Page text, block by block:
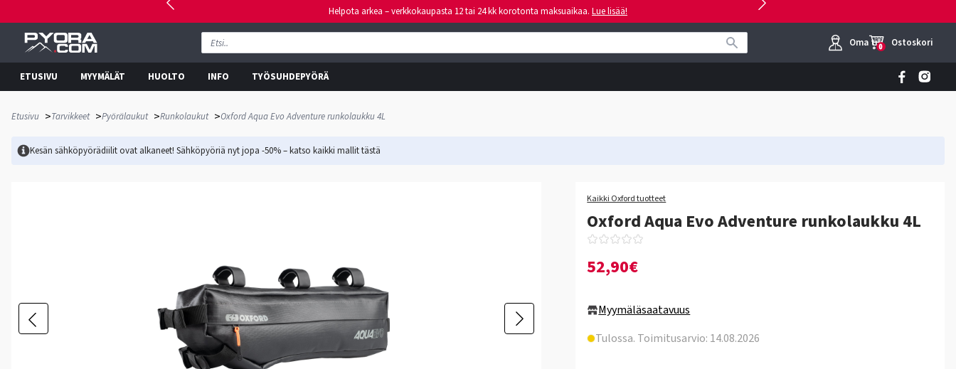
Helpota arkea – verkkokaupasta 12 tai 24 kk korotonta maksuaikaa. Lue lisää!
Oma tili
0 Ostoskori
ETUSIVU MYYMÄLÄT HUOLTO INFO TYÖSUHDEPYÖRÄ
Etusivu >Tarvikkeet >Pyörälaukut >Runkolaukut >Oxford Aqua Evo Adventure runkolaukku 4L
Kesän sähköpyörädiilit ovat alkaneet! Sähköpyöriä nyt jopa -50% – katso kaikki mallittästä
Kaikki Oxford tuotteet
Oxford Aqua Evo Adventure runkolaukku 4L
52,90€
Myymäläsaatavuus
Tulossa. Toimitusarvio: 14.08.2026